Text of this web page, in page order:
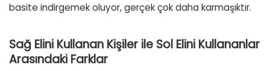
basite indirgemek oluyor, gerçek çok daha karmaşıktır.
Sağ Elini Kullanan Kişiler ile Sol Elini Kullananlar
Arasındaki Farklar